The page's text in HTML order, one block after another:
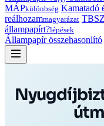
MÁPkülönbség Kamatadó
reálhozammagyarázat
állampapírt?lépések
Állampapír összehasonlító